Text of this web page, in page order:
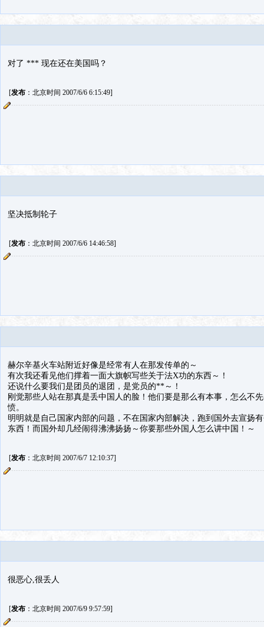
对了 *** 现在还在美国吗？
[发布：北京时间 2007/6/6 6:15:49]
坚决抵制轮子
[发布：北京时间 2007/6/6 14:46:58]
赫尔辛基火车站附近好像是经常有人在那发传单的～
有次我还看见他们撑着一面大旗帜写些关于法X功的东西～！
还说什么要我们是团员的退团，是党员的**～！
刚觉那些人站在那真是丢中国人的脸！他们要是那么有本事，怎么不
愤。
明明就是自己国家内部的问题，不在国家内部解决，跑到国外去宣扬
东西！而国外却几经闹得沸沸扬扬～你要那些外国人怎么讲中国！～
[发布：北京时间 2007/6/7 12:10:37]
很恶心,很丢人
[发布：北京时间 2007/6/9 9:57:59]